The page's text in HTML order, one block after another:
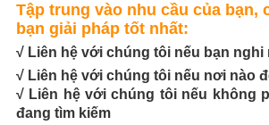
Tập trung vào nhu cầu của bạn,
bạn giải pháp tốt nhất:
√ Liên hệ với chúng tôi nếu bạn nghi
√ Liên hệ với chúng tôi nếu nơi nào
√ Liên hệ với chúng tôi nếu không
đang tìm kiếm